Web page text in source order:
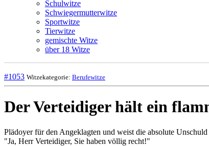
Schulwitze
Schwiegermutterwitze
Sportwitze
Tierwitze
gemischte Witze
über 18 Witze
#1053 Witzekategorie: Berufewitze
Der Verteidiger hält ein
Plädoyer für den Angeklagten und weist die absolute
"Ja, Herr Verteidiger, Sie haben völlig recht!"